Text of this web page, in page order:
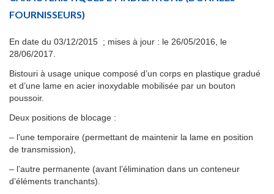
FOURNISSEURS)
En date du 03/12/2015 ; mises à jour : le 26/05/2016, le
28/06/2017.
Bistouri à usage unique composé d’un corps en plastique gradué
et d’une lame en acier inoxydable mobilisée par un bouton
poussoir.
Deux positions de blocage :
– l’une temporaire (permettant de maintenir la lame en position
de transmission),
– l’autre permanente (avant l’élimination dans un conteneur
d’éléments tranchants).